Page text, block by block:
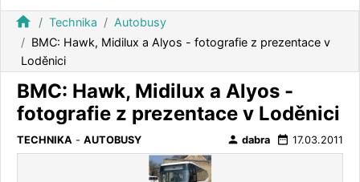
home Technika
Autobusy
BMC: Hawk, Midilux a Alyos - fotografie z prezentace v
Loděnici
BMC: Hawk, Midilux a Alyos -
fotografie z prezentace v Loděnici
TECHNIKA - AUTOBUSY person dabra date_range 17.03.2011